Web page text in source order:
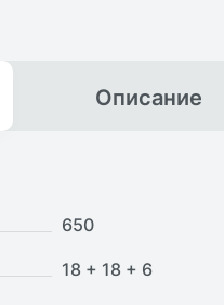
Описание
650
18 + 18 + 6